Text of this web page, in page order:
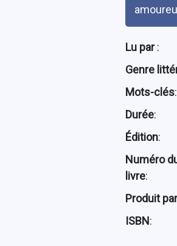
Lu par:
Genre
Mots-clés:
Durée:
Édition:
Numéro
livre:
Produit par
ISBN: